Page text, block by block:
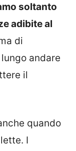
soltanto
adibite al
di
andare
il
quando
I